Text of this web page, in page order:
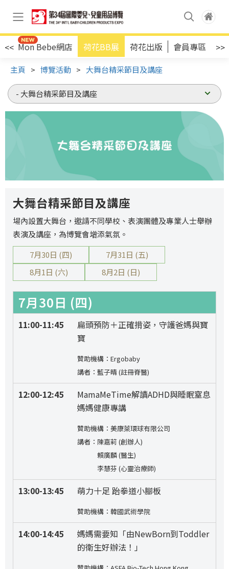
<< Mon Bebe網店 荷花BB展 荷花出版 會員專區 >>
主頁 > 博覽活動 > 大舞台精采節目及講座
大舞台精采節目及講座
場內設置大舞台，邀請不同學校、表演團體及專業人士舉辦
表演及講座，為博覽會增添氣氛。
7月30日 (四)
7月31日 (五)
8月1日 (六)
8月2日 (日)
7月30日 (四)
11:00-11:45
扁頭預防＋正確揹姿，守護爸媽與寶
寶
贊助機構：Ergobaby
講者：藍子晴 (註冊脊醫)
12:00-12:45
MamaMeTime解讀ADHD與睡眠窒息
媽媽健康專講
贊助機構：美康萊環球有限公司
講者：陳嘉莉 (創辦人)
賴廣麟 (醫生)
李慧芬 (心靈治療師)
13:00-13:45 萌力十足 跆拳道小腳板
贊助機構：韓國武術學院
14:00-14:45
媽媽需要知「由NewBorn到Toddler
的衛生好辦法！」